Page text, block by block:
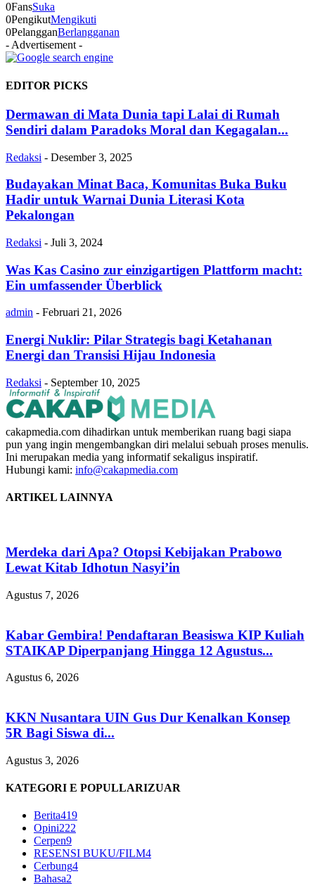
0FansSuka
0PengikutMengikuti
0PelangganBerlangganan
- Advertisement -
EDITOR PICKS
Dermawan di Mata Dunia tapi Lalai di Rumah
Sendiri dalam Paradoks Moral dan Kegagalan...
Redaksi - Desember 3, 2025
Budayakan Minat Baca, Komunitas Buka Buku
Hadir untuk Warnai Dunia Literasi Kota
Pekalongan
Redaksi - Juli 3, 2024
Was Kas Casino zur einzigartigen Plattform macht:
Ein umfassender Überblick
admin - Februari 21, 2026
Energi Nuklir: Pilar Strategis bagi Ketahanan
Energi dan Transisi Hijau Indonesia
Redaksi - September 10, 2025
cakapmedia.com dihadirkan untuk memberikan ruang bagi siapa
pun yang ingin mengembangkan diri melalui sebuah proses menulis.
Ini merupakan media yang informatif sekaligus inspiratif.
Hubungi kami: info@cakapmedia.com
ARTIKEL LAINNYA
Merdeka dari Apa? Otopsi Kebijakan Prabowo
Lewat Kitab Idhotun Nasyi’in
Agustus 7, 2026
Kabar Gembira! Pendaftaran Beasiswa KIP Kuliah
STAIKAP Diperpanjang Hingga 12 Agustus...
Agustus 6, 2026
KKN Nusantara UIN Gus Dur Kenalkan Konsep
5R Bagi Siswa di...
Agustus 3, 2026
KATEGORI E POPULLARIZUAR
Berita419
Opini222
Cerpen9
RESENSI BUKU/FILM4
Cerbung4
Bahasa2